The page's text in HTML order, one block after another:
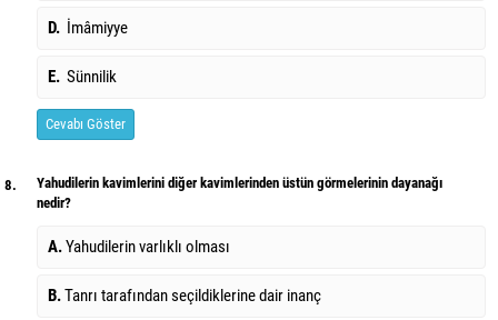
D. İmâmiyye
E. Sünnilik
Cevabı Göster
8.
Yahudilerin kavimlerini diğer kavimlerinden üstün görmelerinin dayanağı
nedir?
A.Yahudilerin varlıklı olması
B.Tanrı tarafından seçildiklerine dair inanç